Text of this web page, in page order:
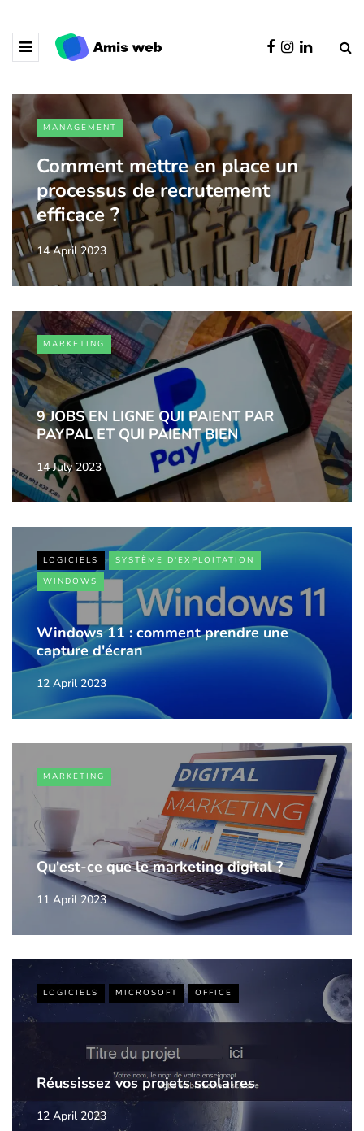
MANAGEMENT
Comment mettre en place un
processus de recrutement
efficace ?
14 April 2023
MARKETING
9 JOBS EN LIGNE QUI PAIENT PAR
PAYPAL ET QUI PAIENT BIEN
14 July 2023
LOGICIELS
SYSTÈME D'EXPLOITATION
WINDOWS
Windows 11 : comment prendre une
capture d'écran
12 April 2023
MARKETING
Qu'est-ce que le marketing digital ?
11 April 2023
LOGICIELS MICROSOFT OFFICE
Réussissez vos projets scolaires
12 April 2023